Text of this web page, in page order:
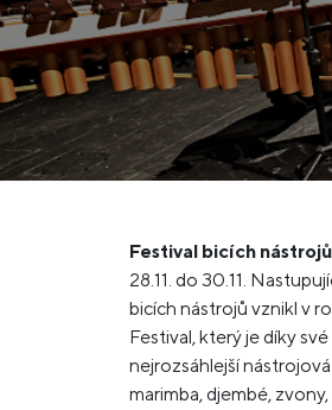
Festival bicích nástrojů
28.11. do 30.11.
bicích nástrojů vznikl v
Festival, který je díky
nejrozsáhlejší
marimba, djembé,